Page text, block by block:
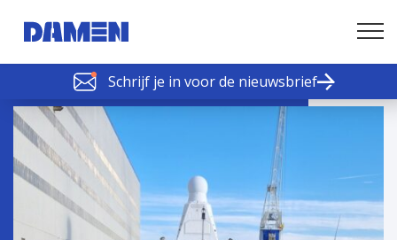
Schrijf je in voor de nieuwsbrief
SCHELDE SCHAKELS
Nieuws of tips